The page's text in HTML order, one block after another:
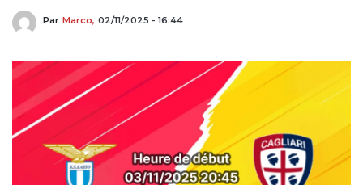
Par Marco, 02/11/2025 - 16:44